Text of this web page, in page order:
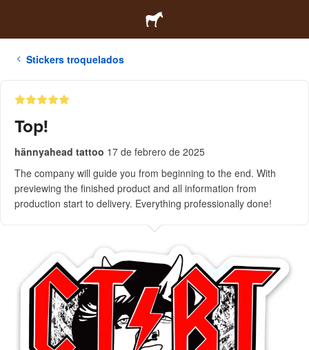
Stickers troquelados
Top!
hännyahead tattoo 17 de febrero de 2025
The company will guide you from beginning to the end. With
previewing the finished product and all information from
production start to delivery. Everything professionally done!